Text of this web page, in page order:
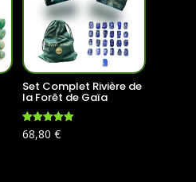
Set Complet Rivière de
la Forêt de Gaïa
Note
5.00
68,80€